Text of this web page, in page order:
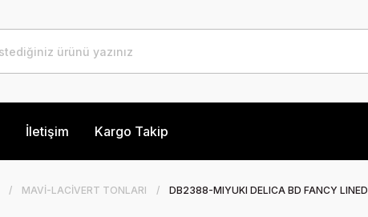
İletişim Kargo Takip
MAVİ-LACİVERT TONLARI DB2388-MIYUKI DELICA BD FANCY